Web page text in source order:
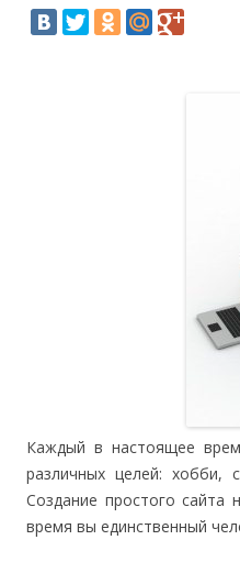
Каждый в настоящее
различных целей: хобби,
Создание простого
время вы единственный